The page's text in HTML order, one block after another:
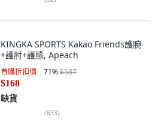
KINGKA SPORTS Kakao Friends護腕
+護肘+護膝, Apeach
首購折扣價 71%$587
$168
缺貨
(633)